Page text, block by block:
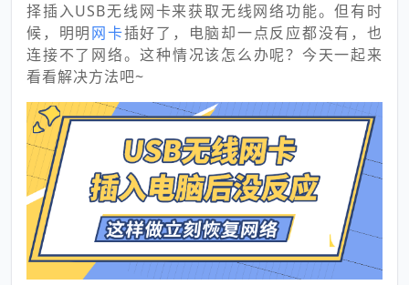
择插入USB无线网卡来获取无线网络功能。但有时
候，明明网卡插好了，电脑却一点反应都没有，也
连接不了网络。这种情况该怎么办呢？今天一起来
看看解决方法吧~